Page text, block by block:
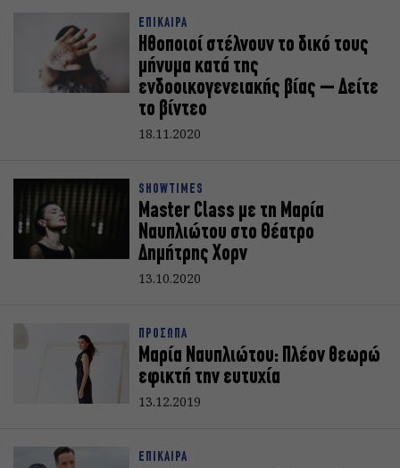
ΕΠΙΚΑΙΡΑ
Ηθοποιοί στέλνουν το δικό τους
μήνυμα κατά της
ενδοοικογενειακής βίας – Δείτε
το βίντεο
18.11.2020
SHOWTIMES
Master Class με τη Μαρία
Ναυπλιώτου στο Θέατρο
Δημήτρης Χορν
13.10.2020
ΠΡΟΣΩΠΑ
Μαρία Ναυπλιώτου: Πλέον θεωρώ
εφικτή την ευτυχία
13.12.2019
ΕΠΙΚΑΙΡΑ